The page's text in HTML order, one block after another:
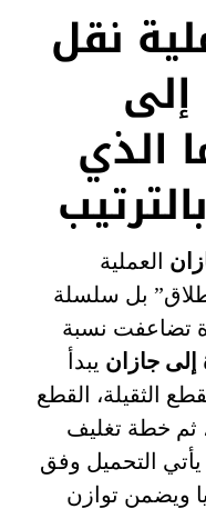
نقل
الذي
العملية
بل سلسلة
تضاعفت نسبة
جازان يبدأ
الثقيلة، القطع
ثم خطة تغليف
التحميل وفق
ويضمن توازن